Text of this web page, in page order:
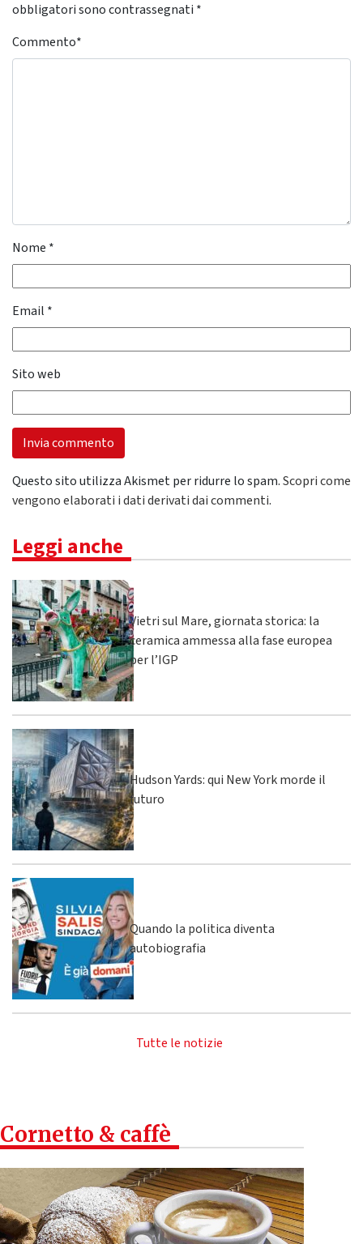
obbligatori sono contrassegnati *
Commento*
Nome *
Email *
Sito web
Questo sito utilizza Akismet per ridurre lo spam.Scopri come
vengono elaborati i dati derivati dai commenti.
Leggi anche
Vietri sul Mare, giornata storica: la
ceramica ammessa alla fase europea
per l’IGP
Hudson Yards: qui New York morde il
futuro
Quando la politica diventa
autobiografia
Tutte le notizie
Cornetto & caffè